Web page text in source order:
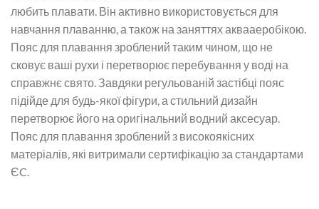
любить плавати. Він активно використовується для
навчання плаванню, а також на заняттях аквааеробікою.
Пояс для плавання зроблений таким чином, що не
сковує ваші рухи і перетворює перебування у воді на
справжнє свято. Завдяки регульованій застібці пояс
підійде для будь-якої фігури, а стильний дизайн
перетворює його на оригінальний водний аксесуар.
Пояс для плавання зроблений з високоякісних
матеріалів, які витримали сертифікацію за стандартами
ЄC.